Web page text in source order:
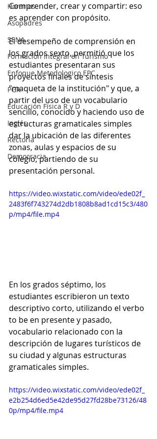
Horarios
Asopadres
SENA
Formación Integral en Turismo
Enfoque Metodologico EPC
PGR
Educación Física R y D
Inglés
Rectoría
Democracia
Comprender, crear y compartir: eso
es aprender con propósito.
El desempeño de comprensión en
los grados sexto, permitió que los
estudiantes presentaran sus
proyectos finales de síntesis
"maqueta de la institución" y que, a
partir del uso de un vocabulario
sencillo, conocido y haciendo uso de
estructuras gramaticales simples
dar la ubicación de las diferentes
zonas, aulas y espacios de su
colegio, partiendo de su
presentación personal.
https://video.wixstatic.com/video/ede02f_
2483f6f743274d2db1808b8ad1cd15c3/480
p/mp4/file.mp4
En los grados séptimo, los
estudiantes escribieron un texto
descriptivo corto, utilizando el verbo
to be en presente y pasado,
vocabulario relacionado con la
descripción de lugares turísticos de
su ciudad y algunas estructuras
gramaticales simples.
https://video.wixstatic.com/video/ede02f_
e2b254d6ed5e42de95d27fd28be73126/48
0p/mp4/file.mp4